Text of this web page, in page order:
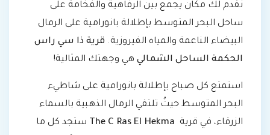
نقدم لك مكان يجمع بين الرفاهية والفخامة على
ساحل البحر المتوسط بإطلالة بانورامية على الرمال
البيضاء الناعمة والمياه الفيروزية.قرية ذا سي راس
الحكمة الساحل الشمالي هي وجهتك المثالية!
استمتع كل صباح بإطلالة بانورامية على شاطيء
البحر المتوسط حيثُ تلتقي الرمال الذهبية بالسماء
الزرقاء، في قرية
ستجد كل ما